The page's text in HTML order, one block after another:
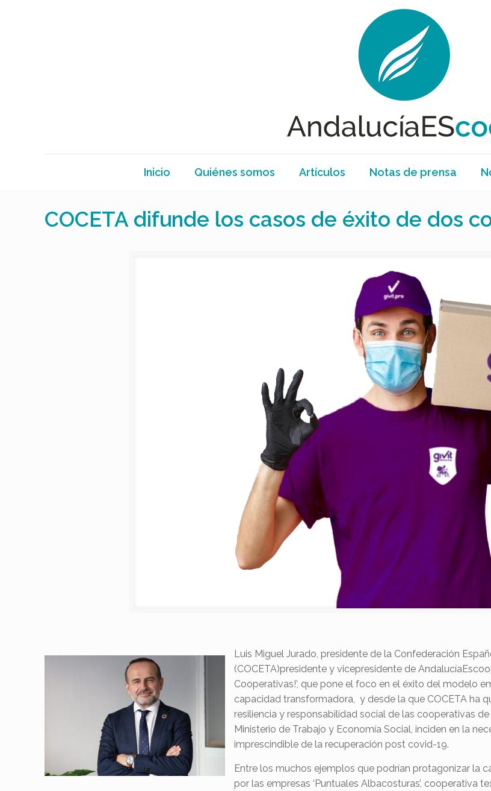
Inicio Quiénes somos Artículos Notas de prensa
COCETA difunde los casos de éxito de dos
Luis Miguel Jurado, presidente de la Confederación
(COCETA)presidente y vicepresidente de
Cooperativas!’, que pone el foco en el éxito del modelo
capacidad transformadora, y desde la que COCETA ha
resiliencia y responsabilidad social de las cooperativas
Ministerio de Trabajo y Economía Social, inciden en la
imprescindible de la recuperación post covid-19.
Entre los muchos ejemplos que podrían protagonizar la
por las empresas ‘Puntuales Albacosturas’, cooperativa